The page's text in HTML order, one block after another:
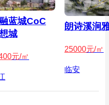
蓝城CoC
城
元/㎡
朗诗溪涧
25000元/㎡
临安